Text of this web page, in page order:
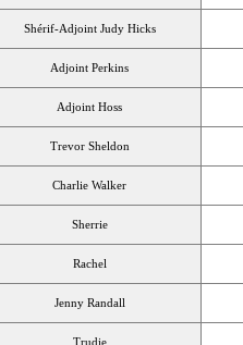
Shérif-Adjoint Judy Hicks
Adjoint Perkins
Adjoint Hoss
Trevor Sheldon
Charlie Walker
Sherrie
Rachel
Jenny Randall
Trudie